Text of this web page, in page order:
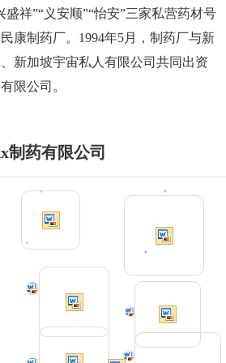
盛祥”“义安顺”“怡安”三家私营药材号
康制药厂。 1994年5月，制药厂与新
新加坡宇宙私人有限公司共同出资
有限公司。
制药有限公司